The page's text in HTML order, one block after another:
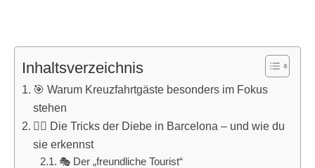
Inhaltsverzeichnis
🎯 Warum Kreuzfahrtgäste besonders im Fokus
stehen
🕵️‍♂️ Die Tricks der Diebe in Barcelona – und wie du
sie erkennst
🎭 Der „freundliche Tourist“